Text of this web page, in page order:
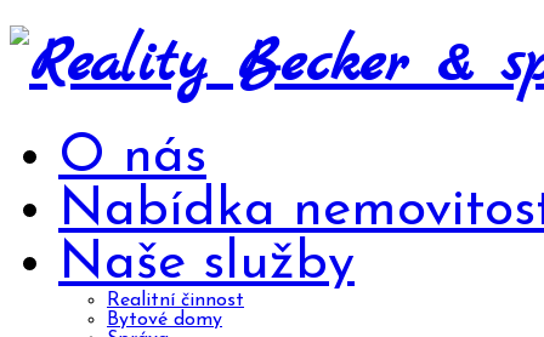
O nás
Nabídka
Naše služby
Realitní činnost
Bytové domy